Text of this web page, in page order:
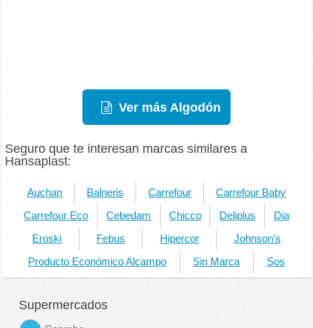
Ver más Algodón
Seguro que te interesan marcas similares a
Hansaplast:
Auchan Balneris Carrefour Carrefour Baby
Carrefour Eco Cebedam Chicco Deliplus Dia
Eroski Febus Hipercor Johnson's
Producto Económico Alcampo Sin Marca Sos
Supermercados